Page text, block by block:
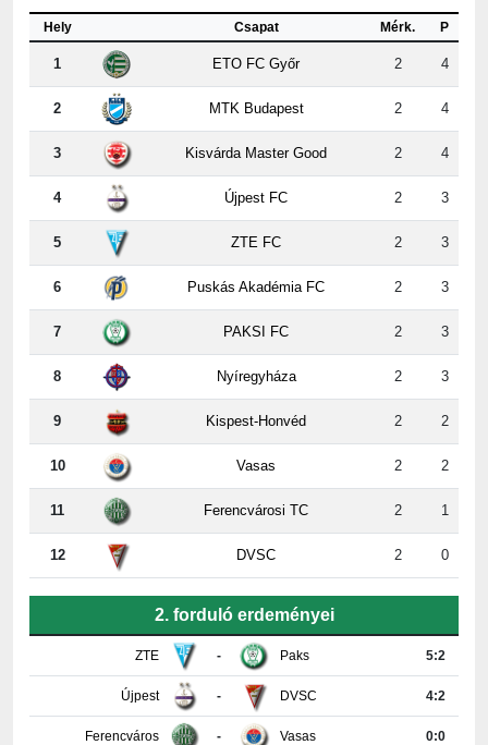
1 ETO FC Győr 2 4
2 MTK Budapest 2 4
3 Kisvárda Master Good 2 4
4 Újpest FC 2 3
5 ZTE FC 2 3
6 Puskás Akadémia FC 2 3
7 PAKSI FC 2 3
8 Nyíregyháza 2 3
9 Kispest-Honvéd 2 2
10 Vasas 2 2
11 Ferencvárosi TC 2 1
12 DVSC 2 0
ZTE - Paks
Újpest DVSC 4:2
Ferencváros Vasas 0:0
Győr Nyíregyháza 4:0